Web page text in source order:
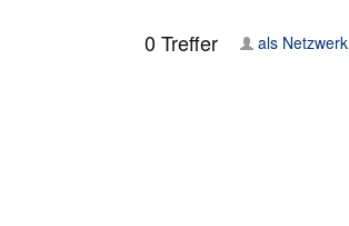
0Treffer als Netzwerk